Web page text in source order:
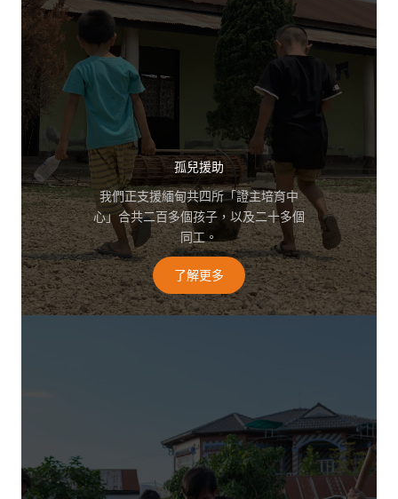
孤兒援助
我們正支援緬甸共四所「證主培育中
心」合共二百多個孩子，以及二十多個
同工。
了解更多